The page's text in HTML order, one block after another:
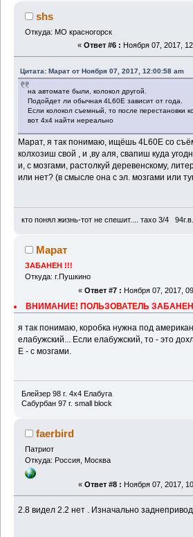
shs
Откуда: МО красногорск
« Ответ #6 : Ноября 07, 2017,
Цитата: Марат от Ноября 07, 2017, 12:00:58 am
на автомате были, колокол другой.
Подойдет ли обычная 4L60E зависит от года.
Если колокол съемный, то после перестановки
вот 4х4 найти нереально
Марат, я так понимаю, ищёшь 4L60Е со
колхозиш свой , и ,ву аля, свапиш куда
и, с мозгами, растолкуй деревенскому,
или нет? (в смысле она с эл. мозгами или
кто понял жизнь-тот не спешит.... тахо 3/4 94г.в.
Марат
ЗАБАНЕН !!!
Откуда: г.Пушкино
« Ответ #7 : Ноября 07, 2017,
ВНИМАНИЕ! ПОЛЬЗОВАТЕЛЬ
я так понимаю, коробка нужна под
елабужский... Если елабужский, то - это
E - с мозгами.
Блейзер 98 г. 4х4 Елабуга
Сабурбан 97 г. small block
faerbird
Патриот
Откуда: Россия, Москва
« Ответ #8 : Ноября 07, 2017,
2.8 видел 2.2 нет . Изначально